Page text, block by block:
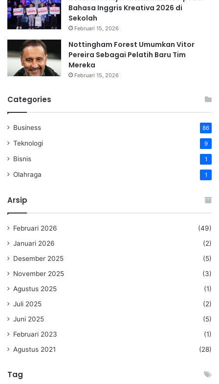
Bahasa Inggris Kreativa 2026 di
Sekolah
Februari 15, 2026
Nottingham Forest Umumkan Vitor
Pereira Sebagai Pelatih Baru Tim
Mereka
Februari 15, 2026
Categories
Business 86
Teknologi 9
Bisnis 1
Olahraga 1
Arsip
Februari 2026
(49)
Januari 2026
(2)
Desember 2025
(5)
November 2025
(3)
Agustus 2025
(1)
Juli 2025
(2)
Juni 2025
(5)
Februari 2023
(1)
Agustus 2021
(28)
Tag